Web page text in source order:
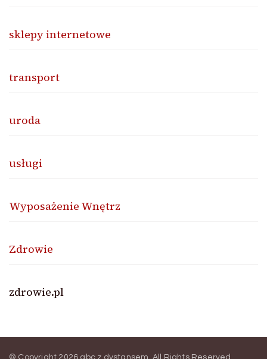
sklepy internetowe
transport
uroda
usługi
Wyposażenie Wnętrz
Zdrowie
zdrowie.pl
© Copyright 2026 abc z dystansem . All Rights Reserved.